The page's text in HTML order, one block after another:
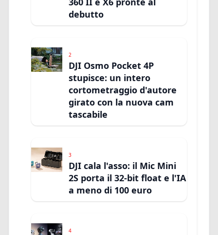
debutto
2
DJI Osmo Pocket 4P
stupisce: un intero
cortometraggio d'autore
girato con la nuova cam
tascabile
3
DJI cala l'asso: il Mic Mini
2S porta il 32-bit float e l'IA
a meno di 100 euro
4